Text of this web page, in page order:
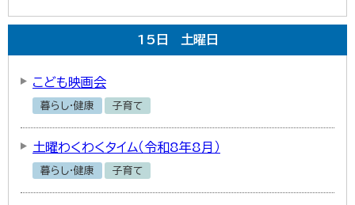
15 日 土曜日
こども映画会
暮らし・健康 子育て
土曜わくわくタイム（令和8年8月）
暮らし・健康 子育て